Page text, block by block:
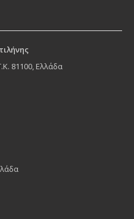
81100, Ελλάδα